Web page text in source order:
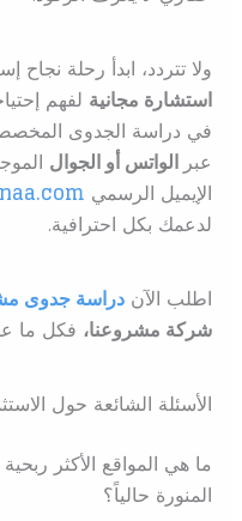
ولا تتردد، ابدأ رحلة نجاح
استشارة مجانيةلفهم
في دراسة الجدوى
عبرالواتس أو الجوال
الإيميل الرسمي
لدعمك بكل احترافية.
اطلب الآن دراسة جدوى
شركة مشروعنا،فكل ما
الأسئلة الشائعة حول
ما هي المواقع الأكثر
المنورة حالياً؟